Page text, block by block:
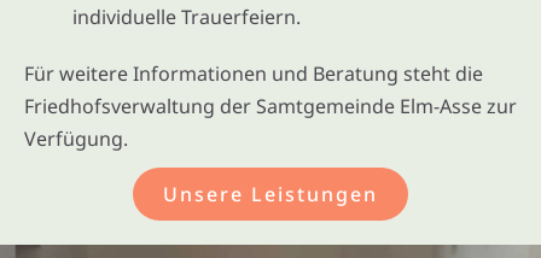
individuelle Trauerfeiern.
Für weitere Informationen und Beratung steht die
Friedhofsverwaltung der Samtgemeinde Elm-Asse zur
Verfügung.
Unsere Leistungen